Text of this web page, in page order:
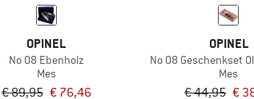
OPINEL
No 08 Ebenholz
Mes
€ 89,95 € 76,46
OPINEL
No 08 Geschenkset
Mes
€ 44,95 €